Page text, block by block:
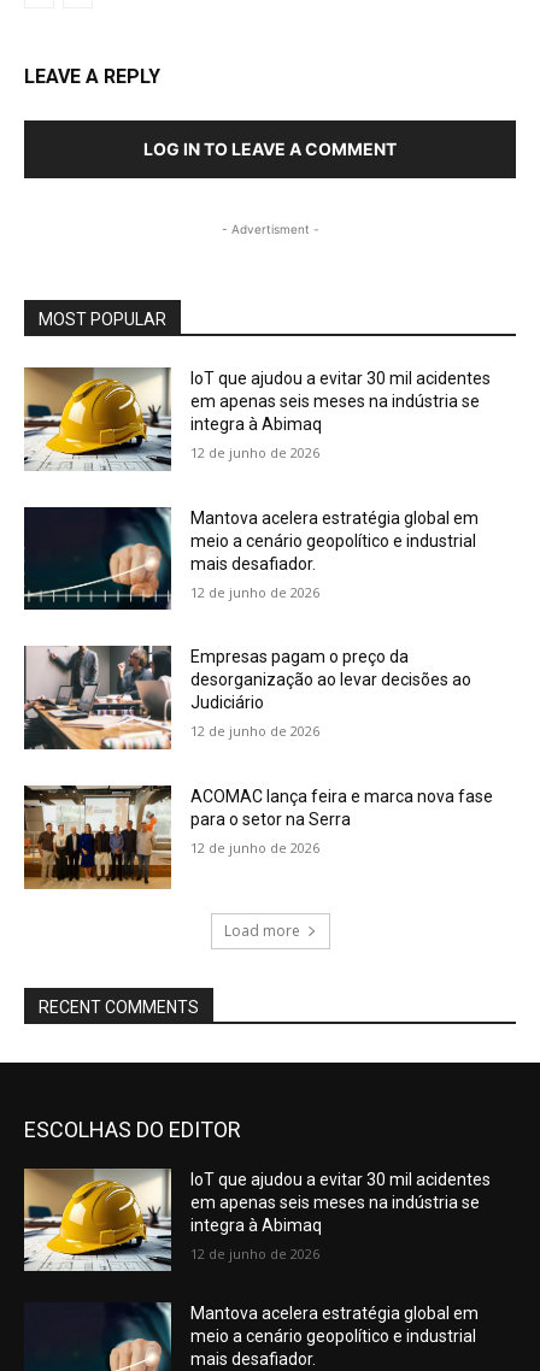
LEAVE A REPLY
LOG IN TO LEAVE A COMMENT
- Advertisment -
MOST POPULAR
IoT que ajudou a evitar 30 mil acidentes
em apenas seis meses na indústria se
integra à Abimaq
12 de junho de 2026
Mantova acelera estratégia global em
meio a cenário geopolítico e industrial
mais desafiador.
12 de junho de 2026
Empresas pagam o preço da
desorganização ao levar decisões ao
Judiciário
12 de junho de 2026
ACOMAC lança feira e marca nova fase
para o setor na Serra
12 de junho de 2026
Load more
RECENT COMMENTS
ESCOLHAS DO EDITOR
IoT que ajudou a evitar 30 mil acidentes
em apenas seis meses na indústria se
integra à Abimaq
12 de junho de 2026
Mantova acelera estratégia global em
meio a cenário geopolítico e industrial
mais desafiador.